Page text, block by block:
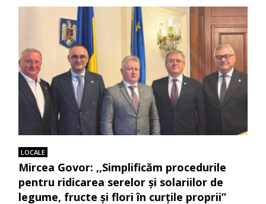
LOCALE
Mircea Govor: ,,Simplificăm procedurile
pentru ridicarea serelor și solariilor de
legume, fructe și flori în curțile proprii”